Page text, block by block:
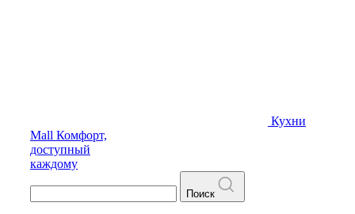
Кухни
Mall Комфорт,
доступный
каждому
Поиск